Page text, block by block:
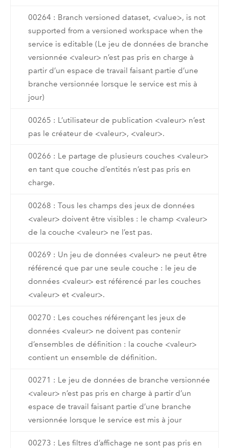
00264 : Branch versioned dataset, <value>, is not
supported from a versioned workspace when the
service is editable (Le jeu de données de branche
versionnée <valeur> n’est pas pris en charge à
partir d’un espace de travail faisant partie d’une
branche versionnée lorsque le service est mis à
jour)
00265 : L’utilisateur de publication <valeur> n’est
pas le créateur de <valeur>, <valeur>.
00266 : Le partage de plusieurs couches <valeur>
en tant que couche d’entités n’est pas pris en
charge.
00268 : Tous les champs des jeux de données
<valeur> doivent être visibles : le champ <valeur>
de la couche <valeur> ne l’est pas.
00269 : Un jeu de données <valeur> ne peut être
référencé que par une seule couche : le jeu de
données <valeur> est référencé par les couches
<valeur> et <valeur>.
00270 : Les couches référençant les jeux de
données <valeur> ne doivent pas contenir
d’ensembles de définition : la couche <valeur>
contient un ensemble de définition.
00271 : Le jeu de données de branche versionnée
<valeur> n’est pas pris en charge à partir d’un
espace de travail faisant partie d’une branche
versionnée lorsque le service est mis à jour
00273 : Les filtres d’affichage ne sont pas pris en